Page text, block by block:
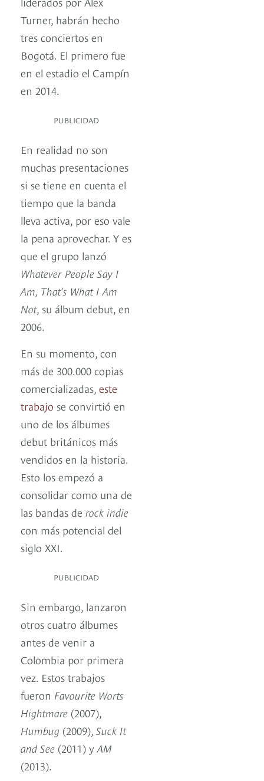
Turner, habrán hecho
tres conciertos en
Bogotá. El primero fue
en el estadio el Campín
en 2014.
PUBLICIDAD
En realidad no son
muchas presentaciones
si se tiene en cuenta el
tiempo que la banda
lleva activa, por eso vale
la pena aprovechar. Y es
que el grupo lanzó
Whatever People Say I
Am, That’s What I Am
Not, su álbum debut, en
2006.
En su momento, con
más de 300.000 copias
comercializadas, este
trabajo se convirtió en
uno de los álbumes
debut británicos más
vendidos en la historia.
Esto los empezó a
consolidar como una de
las bandas de rock indie
con más potencial del
siglo XXI.
PUBLICIDAD
Sin embargo, lanzaron
otros cuatro álbumes
antes de venir a
Colombia por primera
vez. Estos trabajos
fueron Favourite Worts
Hightmare (2007),
Humbug (2009), Suck It
and See (2011) yAM
(2013).